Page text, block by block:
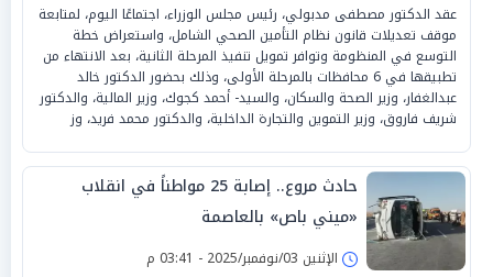
عقد الدكتور مصطفى مدبولي، رئيس مجلس الوزراء، اجتماعًا اليوم، لمتابعة
موقف تعديلات قانون نظام التأمين الصحي الشامل، واستعراض خطة
التوسع في المنظومة وتوافر تمويل تنفيذ المرحلة الثانية، بعد الانتهاء من
تطبيقها في 6 محافظات بالمرحلة الأولى، وذلك بحضور الدكتور خالد
عبدالغفار، وزير الصحة والسكان، والسيد- أحمد كجوك، وزير المالية، والدكتور
شريف فاروق، وزير التموين والتجارة الداخلية، والدكتور محمد فريد، وز
حادث مروع.. إصابة 25 مواطناً في انقلاب
«ميني باص» بالعاصمة
الإثنين 03/نوفمبر/2025 - 03:41 م